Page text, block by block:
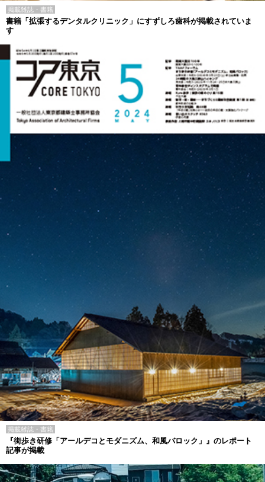
掲載雑誌・書籍
書籍「拡張するデンタルクリニック」にすずしろ歯科が掲載されていま
す
掲載雑誌・書籍
『街歩き研修「アールデコとモダニズム、和風バロック」』のレポート
記事が掲載